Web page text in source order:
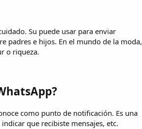
Su puede usar para enviar
padres e hijos. En el mundo de la moda,
o riqueza.
como punto de notificación. Es una
que recibiste mensajes, etc.